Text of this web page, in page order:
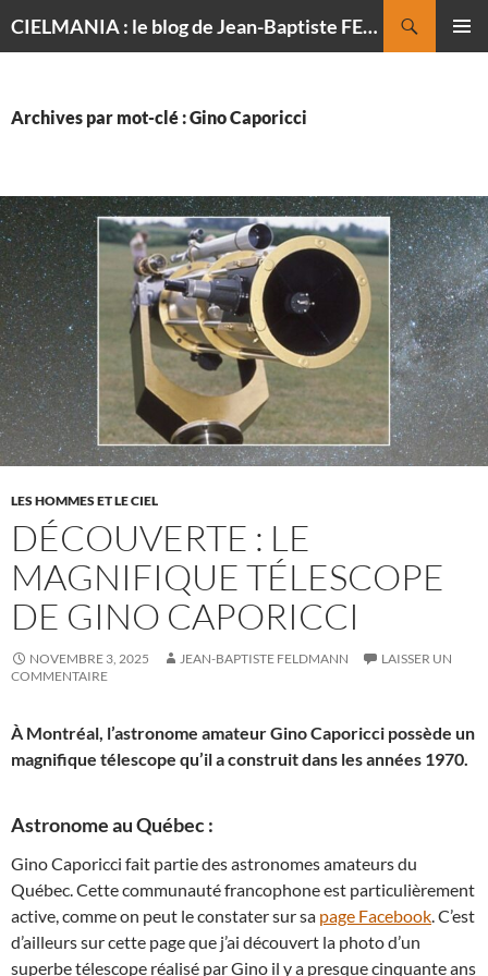
CIELMANIA : le blog de Jean-Baptiste FELDMANN, photographe du ciel
Archives par mot-clé : Gino Caporicci
LES HOMMES ET LE CIEL
DÉCOUVERTE : LE
MAGNIFIQUE TÉLESCOPE
DE GINO CAPORICCI
NOVEMBRE 3, 2025 JEAN-BAPTISTE FELDMANN
LAISSER UN
COMMENTAIRE
À Montréal, l’astronome amateur Gino Caporicci possède un
magnifique télescope qu’il a construit dans les années 1970.
Astronome au Québec :
Gino Caporicci fait partie des astronomes amateurs du
Québec. Cette communauté francophone est particulièrement
active, comme on peut le constater sur sa page Facebook. C’est
d’ailleurs sur cette page que j’ai découvert la photo d’un
superbe télescope réalisé par Gino il y a presque cinquante ans